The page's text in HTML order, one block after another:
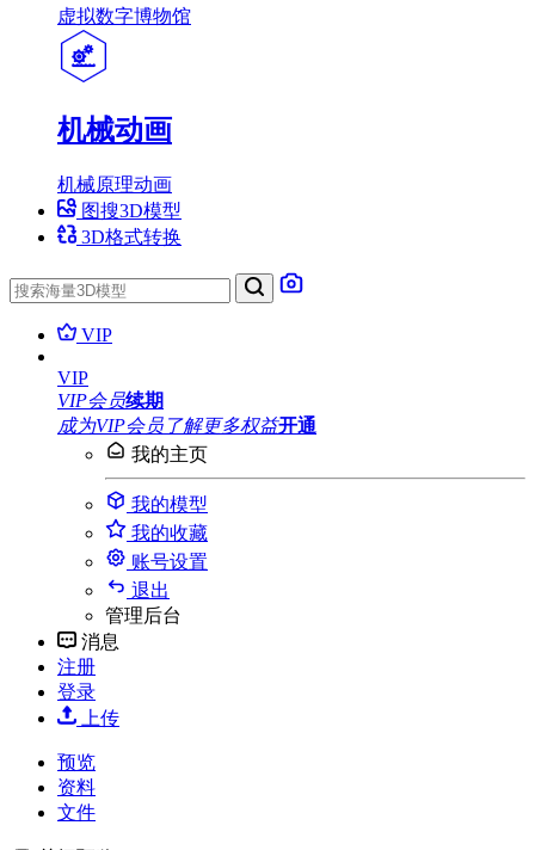
虚拟数字博物馆
机械动画
机械原理动画
图搜3D模型
3D格式转换
VIP
VIP
VIP会员续期
成为VIP会员 了解更多权益开通
我的主页
我的模型
我的收藏
账号设置
退出
管理后台
消息
注册
登录
上传
预览
资料
文件